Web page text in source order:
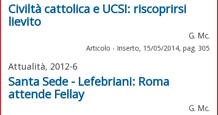
Civiltà cattolica e UCSI: riscoprirsi
lievito
G. Mc.
Articolo - Inserto, 15/05/2014, pag. 305
Attualità, 2012-6
Santa Sede - Lefebriani: Roma
attende Fellay
G. Mc.